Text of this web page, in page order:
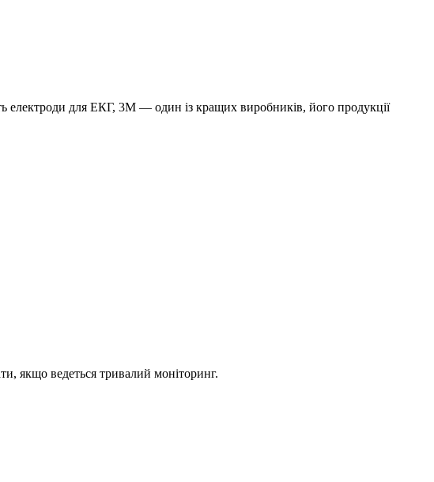
електроди для ЕКГ, 3М — один із кращих виробників, його продукції
якщо ведеться тривалий моніторинг.